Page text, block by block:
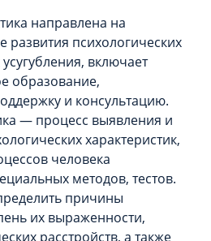
направлена на
развития психологических
включает
образование,
и консультацию.
— процесс выявления и
характеристик,
человека
методов, тестов.
причины
их выраженности,
расстройств, а также